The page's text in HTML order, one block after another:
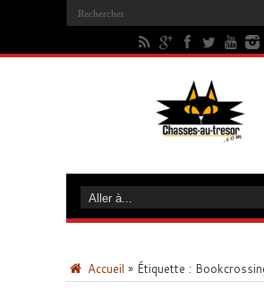
Accueil » Étiquette :